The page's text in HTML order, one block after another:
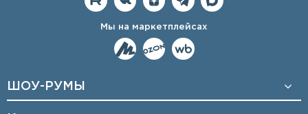
Мы на маркетплейсах
ШОУ-РУМЫ